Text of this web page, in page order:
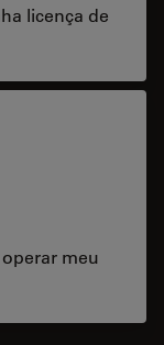
licença de
meu